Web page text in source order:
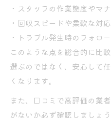
・スタッフの作業態度やマ
・回収スピードや柔軟な対応
・トラブル発生時のフォロ
このような点を総合的に比
選ぶのではなく、安心して
くなります。
また、口コミで高評価の業
がないか必ず確認しましょ